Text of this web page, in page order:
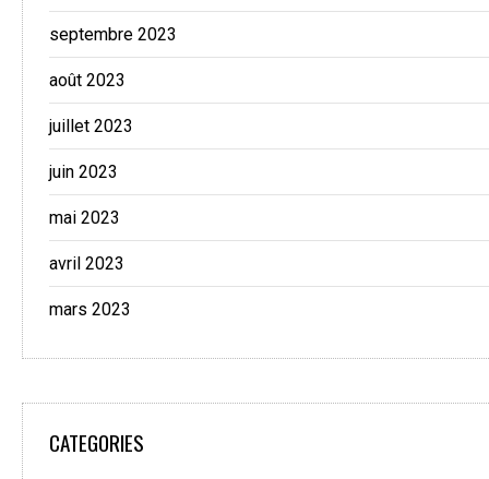
septembre 2023
août 2023
juillet 2023
juin 2023
mai 2023
avril 2023
mars 2023
CATEGORIES